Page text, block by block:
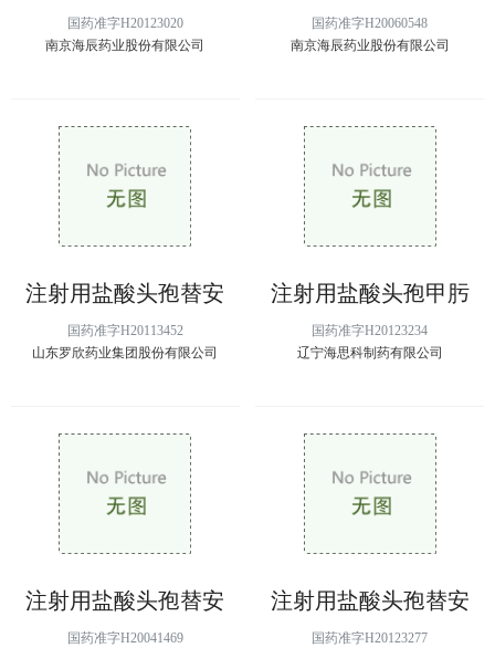
国药准字H20123020
南京海辰药业股份有限公司
国药准字H20060548
南京海辰药业股份有限公司
注射用盐酸头孢替安
国药准字H20113452
山东罗欣药业集团股份有限公司
注射用盐酸头孢甲肟
国药准字H20123234
辽宁海思科制药有限公司
注射用盐酸头孢替安
国药准字H20041469
注射用盐酸头孢替安
国药准字H20123277